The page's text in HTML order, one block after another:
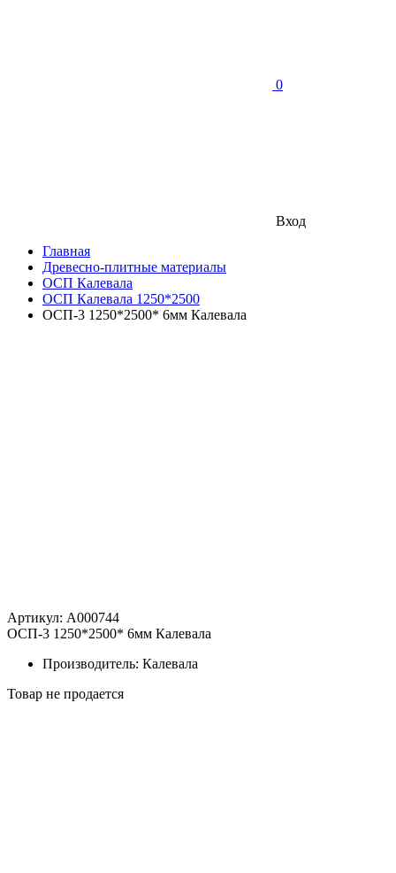
0
Вход
Главная
Древесно-плитные материалы
ОСП Калевала
ОСП Калевала 1250*2500
ОСП-3 1250*2500* 6мм Калевала
Артикул: A000744
ОСП-3 1250*2500* 6мм Калевала
Производитель: Калевала
Товар не продается